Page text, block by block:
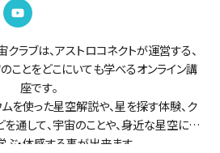
ラブは、アストロコネクトが運営する、
ことをどこにいても学べるオンライン講
座です。
を使った星空解説や、星を探す体験、ク
通して、宇宙のことや、身近な星空につ
ぶ・体感する事が出来ます。